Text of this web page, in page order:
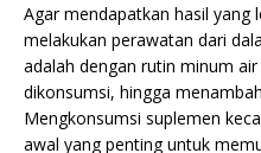
Agar mendapatkan hasil yang
melakukan perawatan dari
adalah dengan rutin minum
dikonsumsi, hingga
Mengkonsumsi suplemen
awal yang penting untuk